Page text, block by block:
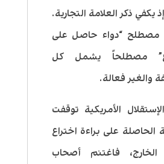
يكفي ذكر العلامة التجارية.
مصطلح “دواء حاصل على
مصطلحاً يشمل كل
والغير فعالة.
الأمريكية توقفت
الحاصلة على براءة اختراع
فاغتنم أصحاب